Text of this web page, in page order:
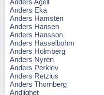
Anders Agell
Anders Eka
Anders Hamsten
Anders Hansen
Anders Hansson
Anders Hasselbohm
Anders Holmberg
Anders Nyrén
Anders Perklev
Anders Retzius
Anders Thornberg
Andlighet